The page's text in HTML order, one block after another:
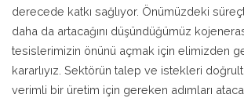
derecede katkı sağlıyor. Önümüzdeki
daha da artacağını düşündüğümüz
tesislerimizin önünü açmak için elimizden
kararlıyız. Sektörün talep ve istekleri
verimli bir üretim için gereken adımları